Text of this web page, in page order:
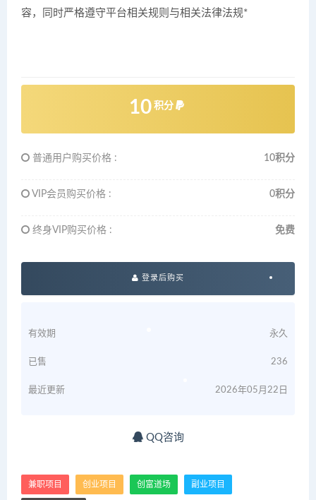
容，同时严格遵守平台相关规则与相关法律法规*
10 积分
普通用户购买价格 : 10积分
VIP会员购买价格 : 0积分
终身VIP购买价格 : 免费
登录后购买
有效期 永久
已售 236
最近更新 2026年05月22日
QQ咨询
兼职项目 创业项目 创富道场 副业项目